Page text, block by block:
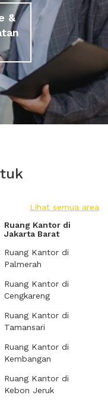
&
Lihat semua area
Ruang Kantor di
Jakarta Barat
Ruang Kantor di
Palmerah
Ruang Kantor di
Cengkareng
Ruang Kantor di
Tamansari
Ruang Kantor di
Kembangan
Ruang Kantor di
Kebon Jeruk